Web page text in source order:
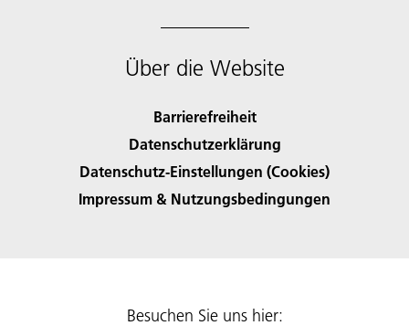
Über die Website
Barrierefreiheit
Datenschutzerklärung
Datenschutz-Einstellungen (Cookies)
Impressum & Nutzungsbedingungen
Besuchen Sie uns hier: